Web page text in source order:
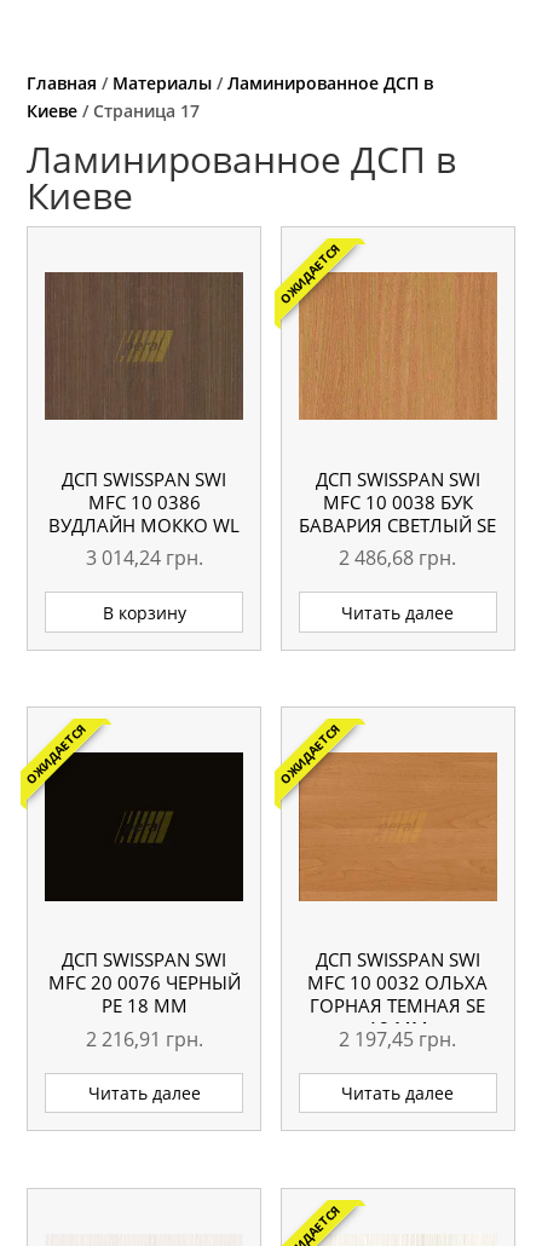
Главная / Материалы /Ламинированное ДСП в
Киеве / Страница 17
Ламинированное ДСП в
Киеве
ДСП SWISSPAN SWI
MFC 10 0386
ВУДЛАЙН МОККО WL
10 ММ
3 014,24 грн.
В корзину
ОЖИДАЕТСЯ
ДСП SWISSPAN SWI
MFC 10 0038 БУК
БАВАРИЯ СВЕТЛЫЙ SE
10 ММ
2 486,68 грн.
Читать далее
ОЖИДАЕТСЯ
ДСП SWISSPAN SWI
MFC 20 0076 ЧЕРНЫЙ
РЕ 18 ММ
2 216,91 грн.
Читать далее
ОЖИДАЕТСЯ
ДСП SWISSPAN SWI
MFC 10 0032 ОЛЬХА
ГОРНАЯ ТЕМНАЯ SЕ
18 ММ
2 197,45 грн.
Читать далее